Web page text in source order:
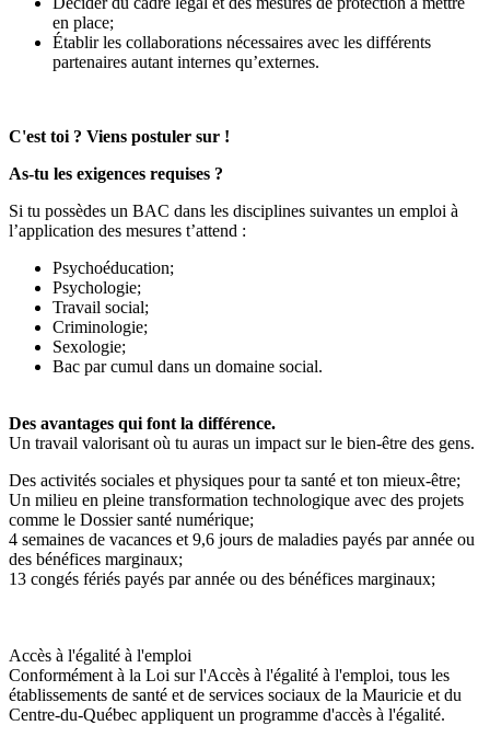
en place;
Établir les collaborations nécessaires avec les différents
partenaires autant internes qu’externes.
C'est toi ? Viens postuler sur !
As-tu les exigences requises ?
Si tu possèdes un BAC dans les disciplines suivantes un emploi à
l’application des mesures t’attend :
Psychoéducation;
Psychologie;
Travail social;
Criminologie;
Sexologie;
Bac par cumul dans un domaine social.
Des avantages qui font la différence.
Un travail valorisant où tu auras un impact sur le bien-être des gens.
Des activités sociales et physiques pour ta santé et ton mieux-être;
Un milieu en pleine transformation technologique avec des projets
comme le Dossier santé numérique;
4 semaines de vacances et 9,6 jours de maladies payés par année ou
des bénéfices marginaux;
13 congés fériés payés par année ou des bénéfices marginaux;
Accès à l'égalité à l'emploi
Conformément à la Loi sur l'Accès à l'égalité à l'emploi, tous les
établissements de santé et de services sociaux de la Mauricie et du
Centre-du-Québec appliquent un programme d'accès à l'égalité.